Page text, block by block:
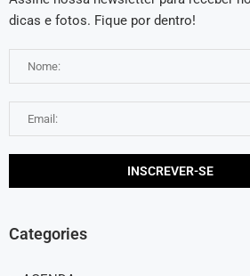
dicas e fotos. Fique por dentro!
Categories